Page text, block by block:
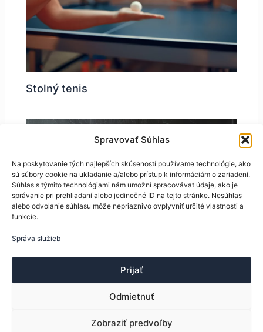
Spravovať Súhlas
Na poskytovanie tých najlepších skúseností používame technológie, ako
sú súbory cookie na ukladanie a/alebo prístup k informáciám o zariadení.
Súhlas s týmito technológiami nám umožní spracovávať údaje, ako je
správanie pri prehliadaní alebo jedinečné ID na tejto stránke. Nesúhlas
alebo odvolanie súhlasu môže nepriaznivo ovplyvniť určité vlastnosti a
funkcie.
Správa služieb
Prijať
Odmietnuť
Zobraziť predvoľby
Stolný tenis
Profesionálne drevá a rakety